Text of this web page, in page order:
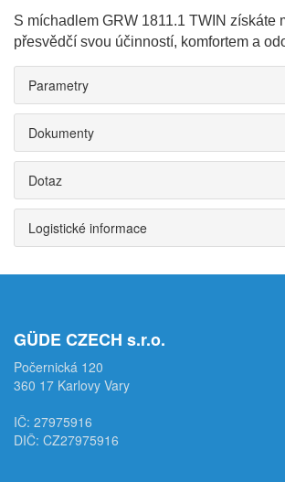
S míchadlem GRW 1811.1 TWIN získáte
přesvědčí svou účinností, komfortem a
Parametry
Dokumenty
Dotaz
Logistické informace
GÜDE CZECH s.r.o.
Počernická 120
360 17 Karlovy Vary
IČ: 27975916
DIČ: CZ27975916